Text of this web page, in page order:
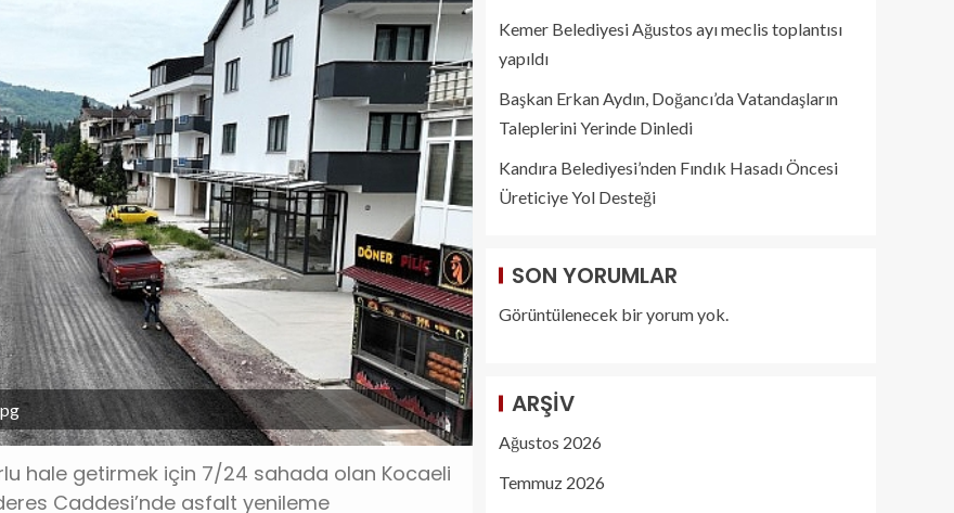
hale getirmek için 7/24 sahada olan Kocaeli
Caddesi’nde asfalt yenileme
Kemer Belediyesi Ağustos ayı meclis toplantısı
yapıldı
Başkan Erkan Aydın, Doğancı’da Vatandaşların
Taleplerini Yerinde Dinledi
Kandıra Belediyesi’nden Fındık Hasadı Öncesi
Üreticiye Yol Desteği
SON YORUMLAR
Görüntülenecek bir yorum yok.
ARŞIV
Ağustos 2026
Temmuz 2026